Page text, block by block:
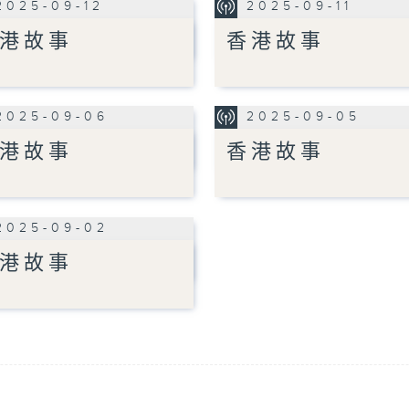
09-12
故事
2025-09-11
香港故事
09-06
故事
2025-09-05
香港故事
09-02
故事